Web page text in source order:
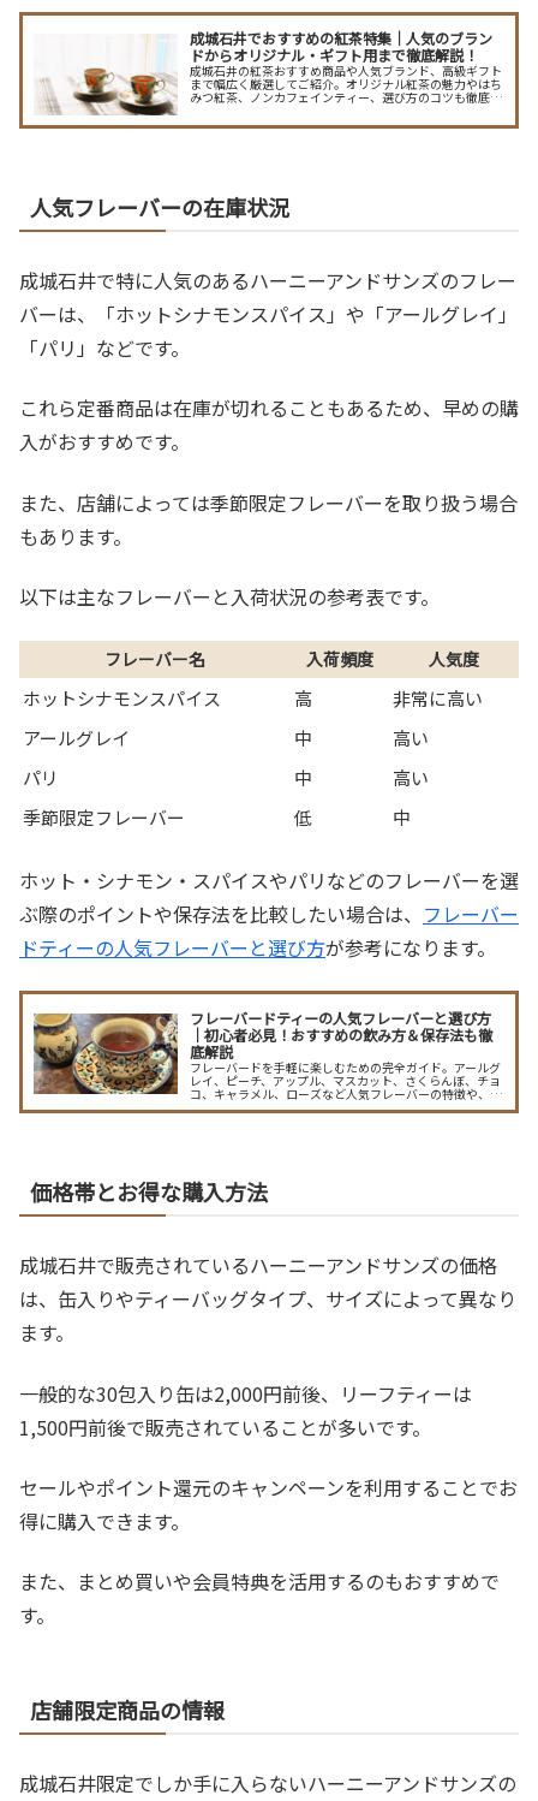
成城石井でおすすめの紅茶特集｜人気のブラン
ドからオリジナル・ギフト用まで徹底解説！
成城石井の紅茶おすすめ商品や人気ブランド、高級ギフト
まで幅広く厳選してご紹介。オリジナル紅茶の魅力やはち
みつ紅茶、ノンカフェインティー、選び方のコツも徹底解
人気フレーバーの在庫状況
成城石井で特に人気のあるハーニーアンドサンズのフレー
バーは、「ホットシナモンスパイス」や「アールグレイ」
「パリ」などです。
これら定番商品は在庫が切れることもあるため、早めの購
入がおすすめです。
また、店舗によっては季節限定フレーバーを取り扱う場合
もあります。
以下は主なフレーバーと入荷状況の参考表です。
フレーバー名 入荷頻度 人気度
ホットシナモンスパイス 高
非常に高い
アールグレイ
中
高い
パリ
中
高い
季節限定フレーバー
低 中
ホット・シナモン・スパイスやパリなどのフレーバーを選
ぶ際のポイントや保存法を比較したい場合は、 フレーバー
ドティーの人気フレーバーと選び方が参考になります。
フレーバードティーの人気フレーバーと選び方
｜初心者必見！おすすめの飲み方＆保存法も徹
底解説
フレーバードを手軽に楽しむための完全ガイド。アールグ
レイ、ピーチ、アップル、マスカット、さくらんぼ、チョ
コ、キャラメル、ローズなど人気フレーバーの特徴や、茶
葉選び・香料の扱い・おいしい淹れ方、湿気対策や香りを
価格帯とお得な購入方法
成城石井で販売されているハーニーアンドサンズの価格
は、缶入りやティーバッグタイプ、サイズによって異なり
ます。
一般的な30包入り缶は2,000円前後、リーフティーは
1,500円前後で販売されていることが多いです。
セールやポイント還元のキャンペーンを利用することでお
得に購入できます。
また、まとめ買いや会員特典を活用するのもおすすめで
す。
店舗限定商品の情報
成城石井限定でしか手に入らないハーニーアンドサンズの